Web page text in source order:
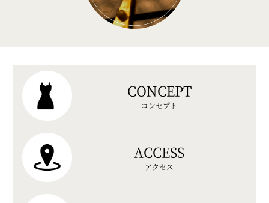
CONCEPT
コンセプト
ACCESS
アクセス